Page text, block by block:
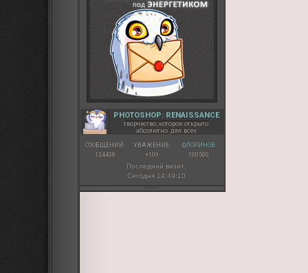
PHOTOSHOP: RENAISSANCE
творчество, которое открыто
абсолютно для всех
СООБЩЕНИЙ:
134438
УВАЖЕНИЕ:
+109
ФЛОРИНОВ:
100500
Последний визит:
Сегодня 14:49:10